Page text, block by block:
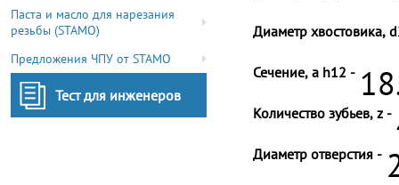
Паста и масло для нарезания
резьбы (STAMO)
Предложения ЧПУ от STAMO
Тест для инженеров
Диаметр хвостовика,
Сечение, a h12 -
Количество зубьев, z -
Диаметр отверстия -